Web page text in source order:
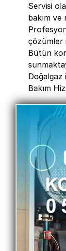
Servisi
bakım
çözümler
Bütün
Doğalgaz
Bakım